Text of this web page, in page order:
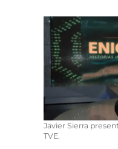
Javier Sierra
TVE.